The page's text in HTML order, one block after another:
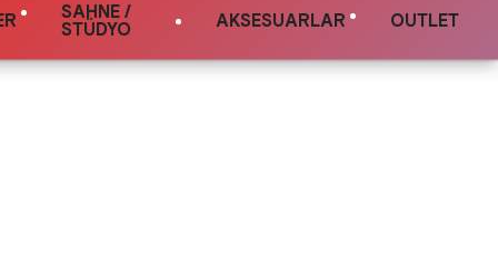
SAHNE /
STÜDYO
AKSESUARLAR OUTLET